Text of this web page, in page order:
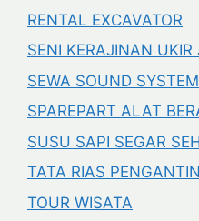
RENTAL EXCAVATOR
SENI KERAJINAN UKIR
SEWA SOUND SYSTEM
SPAREPART ALAT
SUSU SAPI SEGAR
TATA RIAS PENGANTIN
TOUR WISATA